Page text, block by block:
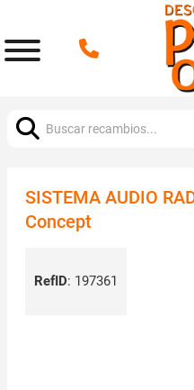
SISTEMA AUDIO
Concept
RefID: 197361